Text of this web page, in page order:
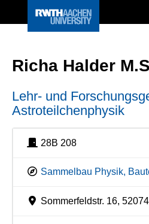
Richa Halder
Lehr- und
Astroteilchenphysik
28B 208
Sammelbau Physik,
Sommerfeldstr. 16,